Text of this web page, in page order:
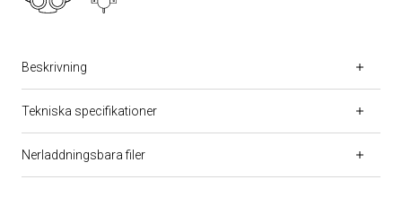
Beskrivning
Tekniska specifikationer
Nerladdningsbara filer